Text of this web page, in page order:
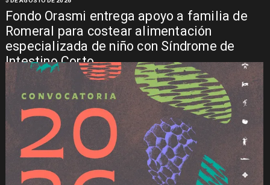
Fondo Orasmi entrega apoyo a familia de
Romeral para costear alimentación
especializada de niño con Síndrome de
Intestino Corto